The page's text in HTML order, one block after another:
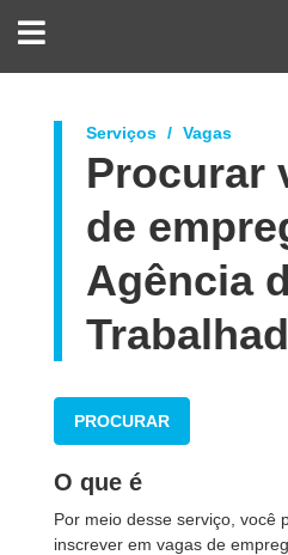
DO
Serviços Vagas
Procurar
de
Agência
PROCURAR
O que é
Por meio desse serviço, você
inscrever em vagas de